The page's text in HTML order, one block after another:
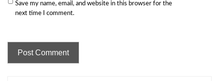
Save my name, email, and website in this browser for the
next time I comment.